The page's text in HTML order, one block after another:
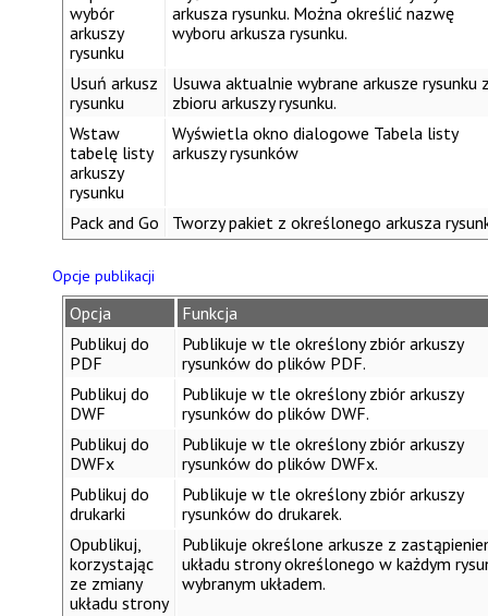
wybór
arkuszy
rysunku
arkusza rysunku. Można określić nazwę
wyboru arkusza rysunku.
Usuń arkusz
rysunku
Usuwa aktualnie wybrane arkusze rysunku
zbioru arkuszy rysunku.
Wstaw
tabelę listy
arkuszy
rysunku
Wyświetla okno dialogowe Tabela listy
arkuszy rysunków
Pack and Go Tworzy pakiet z określonego arkusza
Opcje publikacji
Opcja
Funkcja
Publikuj do
PDF
Publikuje w tle określony zbiór arkuszy
rysunków do plików PDF.
Publikuj do
DWF
Publikuje w tle określony zbiór arkuszy
rysunków do plików DWF.
Publikuj do
DWFx
Publikuje w tle określony zbiór arkuszy
rysunków do plików DWFx.
Publikuj do
drukarki
Publikuje w tle określony zbiór arkuszy
rysunków do drukarek.
Opublikuj,
korzystając
ze zmiany
układu strony
Publikuje określone arkusze z
układu strony określonego w każdym
wybranym układem.